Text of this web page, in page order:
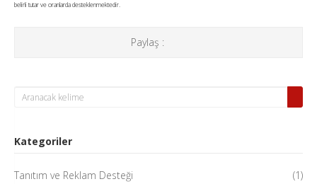
belirli tutar ve oranlarda desteklenmektedir.
Paylaş :
Kategoriler
Tanıtım ve Reklam Desteği
(1)